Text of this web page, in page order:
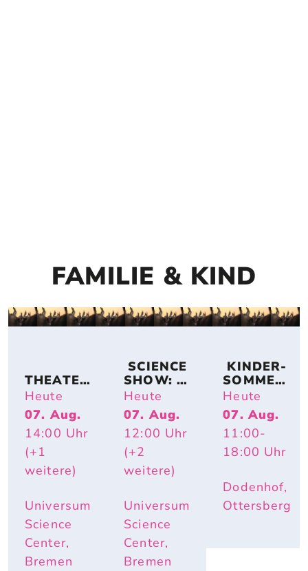
FAMILIE & KIND
THEATER
KOLLEKT
IV
KA2OH –
DU. WIR.
UND ICH.
Heute
07. Aug.
14:00 Uhr
(+1
weitere)
Universum
Science
Center,
Bremen
SCIENCE
SHOW:
TIERISCH
HEISS – W
ARUM R
OTE W
ANGEN U
ND E
LEFANTE
IM S
OMMER N
ÜTZLICH
SIND
Heute
07. Aug.
12:00 Uhr
(+2
weitere)
Universum
Science
Center,
Bremen
KINDER-
SOMMER-
ACTION
Heute
07. Aug.
11:00-
18:00 Uhr
Dodenhof,
Ottersberg